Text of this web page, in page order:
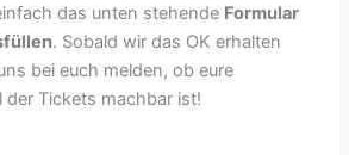
das unten stehende Formular
. Sobald wir das OK erhalten
bei euch melden, ob eure
Tickets machbar ist!